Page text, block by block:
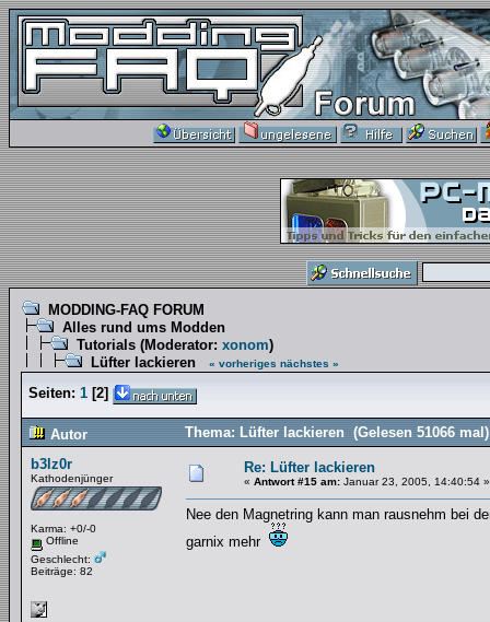
MODDING-FAQ FORUM
Alles rund ums Modden
Tutorials (Moderator: xonom)
Lüfter lackieren
« vorheriges nächstes »
Seiten: 1 [2]
Autor
Thema: Lüfter lackieren (Gelesen 51066 mal)
b3lz0r
Kathodenjünger
Karma: +0/-0
Offline
Geschlecht:
Beiträge: 82
Re: Lüfter lackieren
« Antwort #15 am: Januar 23, 2005, 14:40:54 »
Nee den Magnetring kann man rausnehm bei
garnix mehr